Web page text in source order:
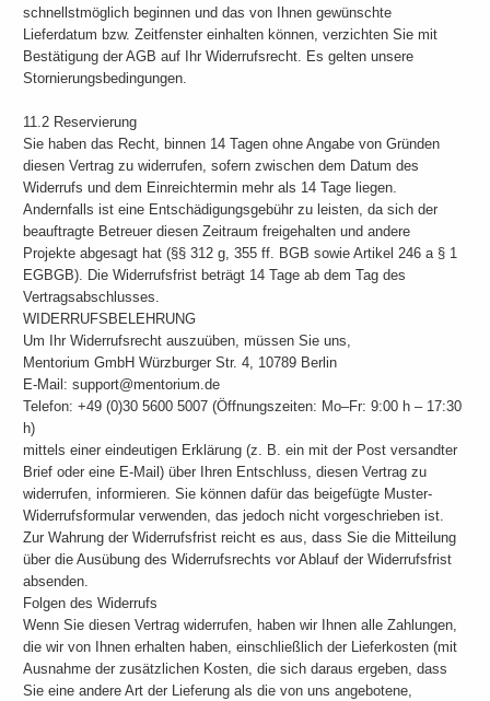
schnellstmöglich beginnen und das von Ihnen gewünschte
Lieferdatum bzw. Zeitfenster einhalten können, verzichten Sie mit
Bestätigung der AGB auf Ihr Widerrufsrecht. Es gelten unsere
Stornierungsbedingungen.
11.2 Reservierung
Sie haben das Recht, binnen 14 Tagen ohne Angabe von Gründen
diesen Vertrag zu widerrufen, sofern zwischen dem Datum des
Widerrufs und dem Einreichtermin mehr als 14 Tage liegen.
Andernfalls ist eine Entschädigungsgebühr zu leisten, da sich der
beauftragte Betreuer diesen Zeitraum freigehalten und andere
Projekte abgesagt hat (§§ 312 g, 355 ff. BGB sowie Artikel 246 a § 1
EGBGB). Die Widerrufsfrist beträgt 14 Tage ab dem Tag des
Vertragsabschlusses.
WIDERRUFSBELEHRUNG
Um Ihr Widerrufsrecht auszuüben, müssen Sie uns,
Mentorium GmbH Würzburger Str. 4, 10789 Berlin
E-Mail: support@mentorium.de
Telefon: +49 (0)30 5600 5007 (Öffnungszeiten: Mo–Fr: 9:00 h – 17:30
h)
mittels einer eindeutigen Erklärung (z. B. ein mit der Post versandter
Brief oder eine E-Mail) über Ihren Entschluss, diesen Vertrag zu
widerrufen, informieren. Sie können dafür das beigefügte Muster-
Widerrufsformular verwenden, das jedoch nicht vorgeschrieben ist.
Zur Wahrung der Widerrufsfrist reicht es aus, dass Sie die Mitteilung
über die Ausübung des Widerrufsrechts vor Ablauf der Widerrufsfrist
absenden.
Folgen des Widerrufs
Wenn Sie diesen Vertrag widerrufen, haben wir Ihnen alle Zahlungen,
die wir von Ihnen erhalten haben, einschließlich der Lieferkosten (mit
Ausnahme der zusätzlichen Kosten, die sich daraus ergeben, dass
Sie eine andere Art der Lieferung als die von uns angebotene,